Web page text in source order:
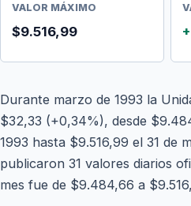
VALOR MÁXIMO
$9.516,99
Durante marzo de 1993 la
$32,33 (+0,34%), desde
1993 hasta $9.516,99 el 31 de
publicaron 31 valores diarios
mes fue de $9.484,66 a